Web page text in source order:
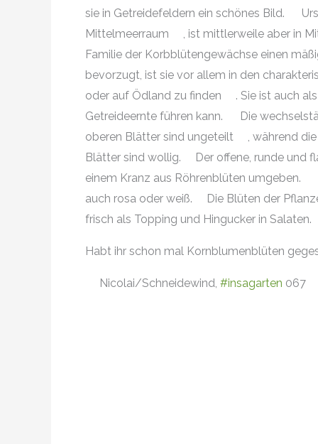
sie in Getreidefeldern ein schönes Bild.
Mittelmeerraum
, ist mittlerweile aber in
Familie der Korbblütengewächse einen
bevorzugt, ist sie vor allem in den
oder auf Ödland zu finden
. Sie ist auch
Getreideernte führen kann.
Die
oberen Blätter sind ungeteilt
, während
Blätter sind wollig.
Der offene, runde und
einem Kranz aus Röhrenblüten umgeben.
auch rosa oder weiß.
Die Blüten der
frisch als Topping und Hingucker in Salaten.
Habt ihr schon mal Kornblumenblüten
Nicolai/Schneidewind, #insagarten 067